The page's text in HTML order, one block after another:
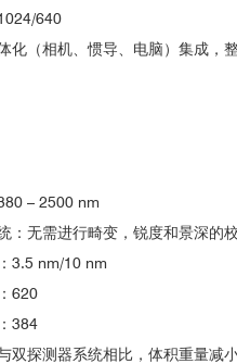
640
（相机、惯导、电脑）集成，
– 2500 nm
无需进行畸变，锐度和景深的
3.5 nm/10 nm
620
384
探测器系统相比，体积重量减
射和监控。
风化矿物质的强大而有效的技术
人区探测离散矿物质分布的理想
Volume 7, Issue 2, pp 365–373
Sens. .2015, 7(11), 15748-
imagery.ISPRS Journal
data.International
Library (APL):
SPIE 9998,
Number 30.2017, pp. 1 - 9 (9)